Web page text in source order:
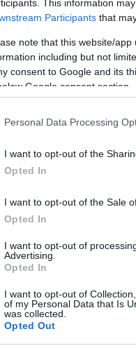
This information
Participants that
note that this website/
including but not
consent to Google and its
Google consent section.
Personal Data Processing
I want to opt-out of the
Opted In
I want to opt-out of the Sale
Opted In
I want to opt-out of
Advertising.
Opted In
I want to opt-out of
of my Personal Data that Is
was collected.
Opted Out
Στους
ENERGY: Κέρδη
εκατ. ευρώ στο α'
τα EBITDA
IAB Hellas:
Γιαγλής